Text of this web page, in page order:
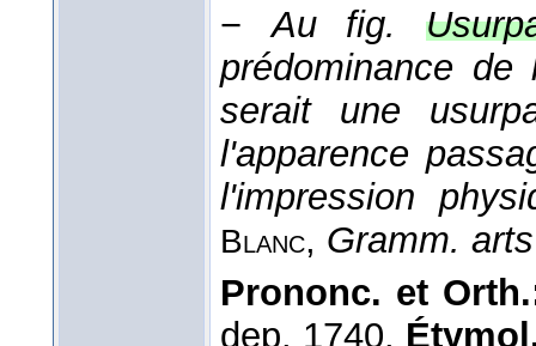
−Au fig.
prédominance
serait une
l'apparence
l'impression
Blanc, Gramm.
Prononc. et
dep. 1740.